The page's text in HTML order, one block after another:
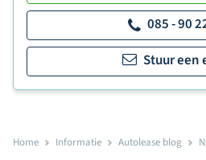
085 - 90
Stuur een
Home Informatie Autolease blog